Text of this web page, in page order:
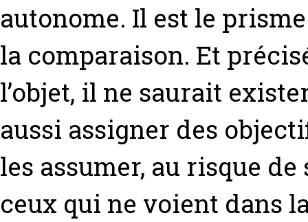
autonome. Il est le
la comparaison. Et
l’objet, il ne saurait
aussi assigner des
les assumer, au risque
ceux qui ne voient dans